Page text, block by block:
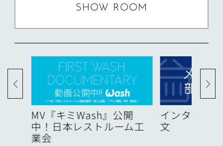
SHOW ROOM
MV『キミWash』公開
中！日本レストルーム工
業会
インターネ
文